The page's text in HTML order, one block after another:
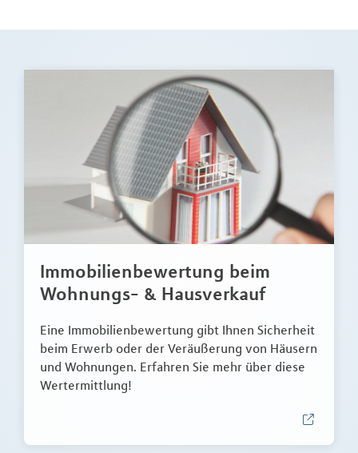
Immobilienbewertung beim
Wohnungs- & Hausverkauf
Eine Immobilienbewertung gibt Ihnen Sicherheit
beim Erwerb oder der Veräußerung von Häusern
und Wohnungen. Erfahren Sie mehr über diese
Wertermittlung!